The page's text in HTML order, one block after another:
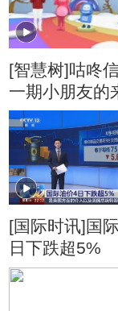
[智慧树]咕咚
一期小朋友的
[国际时讯]国
日下跌超5%